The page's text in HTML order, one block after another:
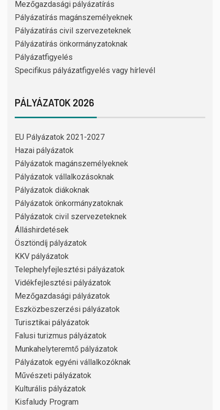
Mezőgazdasági pályázatírás
Pályázatírás magánszemélyeknek
Pályázatírás civil szervezeteknek
Pályázatírás önkormányzatoknak
Pályázatfigyelés
Specifikus pályázatfigyelés vagy hírlevél
PÁLYÁZATOK 2026
EU Pályázatok 2021-2027
Hazai pályázatok
Pályázatok magánszemélyeknek
Pályázatok vállalkozásoknak
Pályázatok diákoknak
Pályázatok önkormányzatoknak
Pályázatok civil szervezeteknek
Álláshirdetések
Ösztöndíj pályázatok
KKV pályázatok
Telephelyfejlesztési pályázatok
Vidékfejlesztési pályázatok
Mezőgazdasági pályázatok
Eszközbeszerzési pályázatok
Turisztikai pályázatok
Falusi turizmus pályázatok
Munkahelyteremtő pályázatok
Pályázatok egyéni vállalkozóknak
Művészeti pályázatok
Kulturális pályázatok
Kisfaludy Program